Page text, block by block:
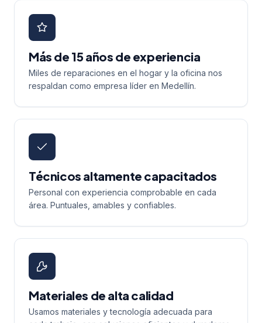
Más de 15 años de experiencia
Miles de reparaciones en el hogar y la oficina nos
respaldan como empresa líder en Medellín.
Técnicos altamente capacitados
Personal con experiencia comprobable en cada
área. Puntuales, amables y confiables.
Materiales de alta calidad
Usamos materiales y tecnología adecuada para